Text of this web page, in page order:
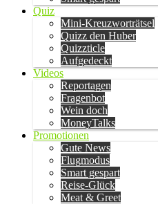
Quiz
Mini-Kreuzworträtsel
Quizz den Huber
Quizzticle
Aufgedeckt
Videos
Reportagen
Fragenbot
Wein doch
MoneyTalks
Promotionen
Gute News
Flugmodus
Smart gespart
Reise-Glück
Meat & Greet